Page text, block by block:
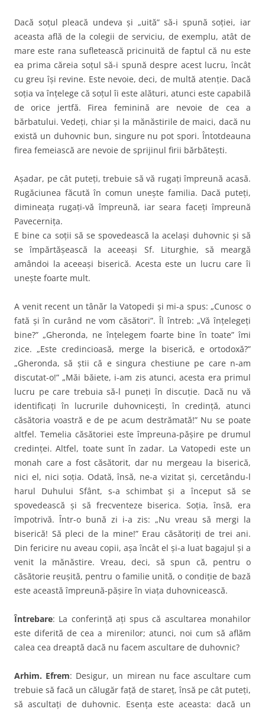
Dacă soţul pleacă undeva şi „uită” să-i spună soţiei, iar
aceasta află de la colegii de serviciu, de exemplu, atât de
mare este rana sufletească pricinuită de faptul că nu este
ea prima căreia soţul să-i spună despre acest lucru, încât
cu greu îşi revine. Este nevoie, deci, de multă atenţie. Dacă
soţia va înţelege că soţul îi este alături, atunci este capabilă
de orice jertfă. Firea feminină are nevoie de cea a
bărbatului. Vedeţi, chiar şi la mănăstirile de maici, dacă nu
există un duhovnic bun, singure nu pot spori. Întotdeauna
firea femeiască are nevoie de sprijinul firii bărbăteşti.
Aşadar, pe cât puteţi, trebuie să vă rugaţi împreună acasă.
Rugăciunea făcută în comun uneşte familia. Dacă puteţi,
dimineaţa rugaţi-vă împreună, iar seara faceţi împreună
Pavecerniţa.
E bine ca soţii să se spovedească la acelaşi duhovnic şi să
se împărtăşească la aceeaşi Sf. Liturghie, să meargă
amândoi la aceeaşi biserică. Acesta este un lucru care îi
uneşte foarte mult.
A venit recent un tânăr la Vatopedi şi mi-a spus: „Cunosc o
fată şi în curând ne vom căsători”. Îl întreb: „Vă înţelegeţi
bine?” „Gheronda, ne înţelegem foarte bine în toate” îmi
zice. „Este credincioasă, merge la biserică, e ortodoxă?”
„Gheronda, să ştii că e singura chestiune pe care n-am
discutat-o!” „Măi băiete, i-am zis atunci, acesta era primul
lucru pe care trebuia să-l puneţi în discuţie. Dacă nu vă
identificaţi în lucrurile duhovniceşti, în credinţă, atunci
căsătoria voastră e de pe acum destrămată!” Nu se poate
altfel. Temelia căsătoriei este împreuna-păşire pe drumul
credinţei. Altfel, toate sunt în zadar. La Vatopedi este un
monah care a fost căsătorit, dar nu mergeau la biserică,
nici el, nici soţia. Odată, însă, ne-a vizitat şi, cercetându-l
harul Duhului Sfânt, s-a schimbat şi a început să se
spovedească şi să frecventeze biserica. Soţia, însă, era
împotrivă. Într-o bună zi i-a zis: „Nu vreau să mergi la
biserică! Să pleci de la mine!” Erau căsătoriţi de trei ani.
Din fericire nu aveau copii, aşa încât el şi-a luat bagajul şi a
venit la mănăstire. Vreau, deci, să spun că, pentru o
căsătorie reuşită, pentru o familie unită, o condiţie de bază
este această împreună-păşire în viaţa duhovnicească.
Întrebare: La conferinţă aţi spus că ascultarea monahilor
este diferită de cea a mirenilor; atunci, noi cum să aflăm
calea cea dreaptă dacă nu facem ascultare de duhovnic?
Arhim. Efrem: Desigur, un mirean nu face ascultare cum
trebuie să facă un călugăr faţă de stareţ, însă pe cât puteţi,
să ascultaţi de duhovnic. Esenţa este aceasta: dacă un